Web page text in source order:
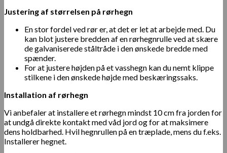
Justering af størrelsen på rørhegn
En stor fordel ved rør er, at det er let at arbejde med. Du
kan blot justere bredden af ​​en rørhegnrulle ved at skære
de galvaniserede ståltråde i den ønskede bredde med
spænder.
For at justere højden på et vasshegn kan du nemt klippe
stilkene i den ønskede højde med beskæringssaks.
Installation af rørhegn
Vi anbefaler at installere et rørhegn mindst 10 cm fra jorden for
at undgå direkte kontakt med våd jord og for at maksimere
dens holdbarhed. Hvil hegnrullen på en træplade, mens du f.eks.
Installerer hegnet.